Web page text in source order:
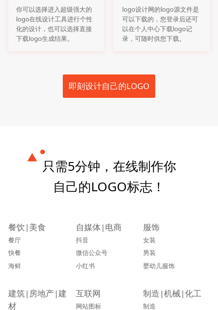
你可以选择进入超级强大的
logo在线设计工具进行个性
化的设计，也可以选择直接
下载logo生成结果。
logo设计网的logo源文件是
可以下载的，您登录后还可
以在个人中心下载logo记
录，可随时供您下载。
即刻设计自己的LOGO
只需5分钟，在线制作你
自己的LOGO标志！
餐饮|美食
餐厅
快餐
海鲜
自媒体|电商
抖音
微信公众号
小红书
服饰
女装
男装
婴幼儿服饰
建筑|房地产|建
材
互联网
网站图标
制造|机械|化工
制造